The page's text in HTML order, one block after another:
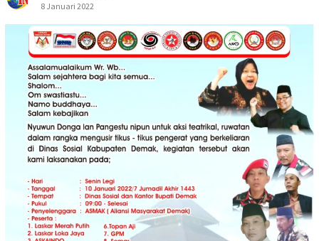
8 Januari 2022